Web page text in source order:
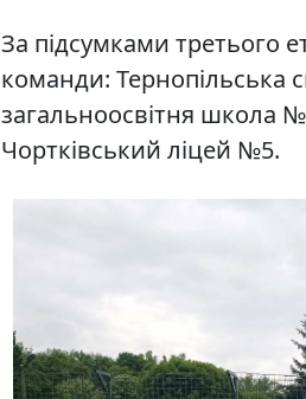
За підсумками третього
команди: Тернопільська
загальноосвітня школа
Чортківський ліцей №5.